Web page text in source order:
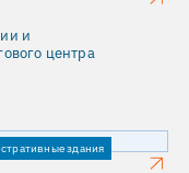
и
центра
здания